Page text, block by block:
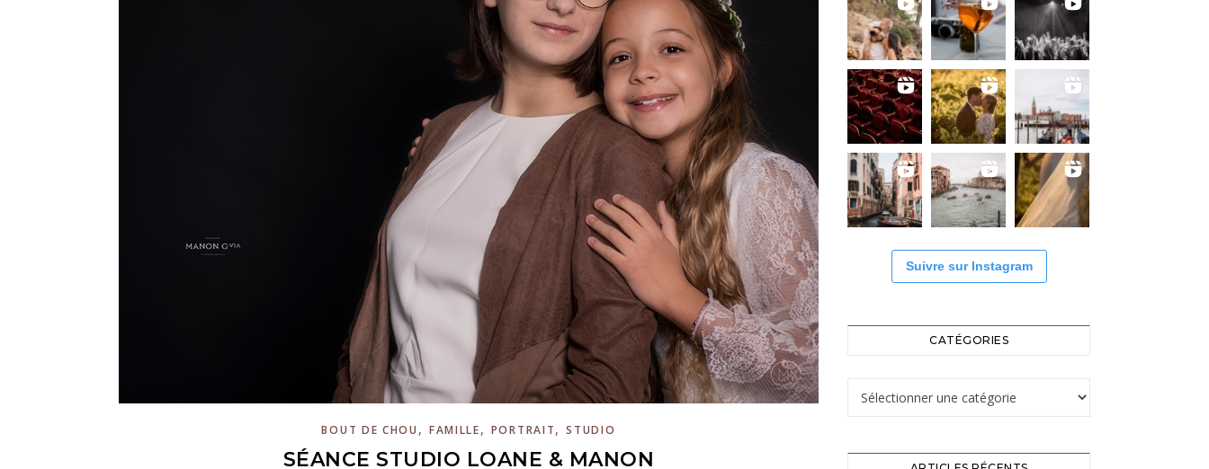
BOUT DE CHOU , FAMILLE, PORTRAIT,STUDIO
SÉANCE STUDIO LOANE & MANON
Suivre sur Instagram
CATÉGORIES
Catégories